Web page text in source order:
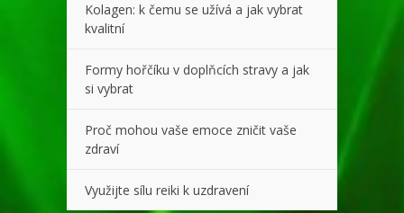
Kolagen: k čemu se užívá a jak vybrat
kvalitní
Formy hořčíku v doplňcích stravy a jak
si vybrat
Proč mohou vaše emoce zničit vaše
zdraví
Využijte sílu reiki k uzdravení